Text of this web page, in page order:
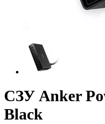
СЗУ Anker
Black